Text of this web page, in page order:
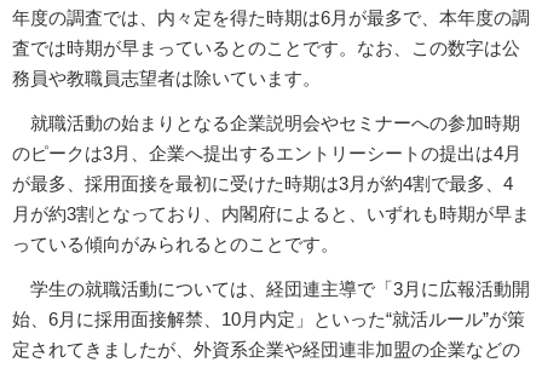
年度の調査では、内々定を得た時期は6月が最多で、本年度の調
査では時期が早まっているとのことです。なお、この数字は公
務員や教職員志望者は除いています。
就職活動の始まりとなる企業説明会やセミナーへの参加時期
のピークは3月、企業へ提出するエントリーシートの提出は4月
が最多、採用面接を最初に受けた時期は3月が約4割で最多、4
月が約3割となっており、内閣府によると、いずれも時期が早ま
っている傾向がみられるとのことです。
学生の就職活動については、経団連主導で「3月に広報活動開
始、6月に採用面接解禁、10月内定」といった“就活ルール”が策
定されてきましたが、外資系企業や経団連非加盟の企業などの